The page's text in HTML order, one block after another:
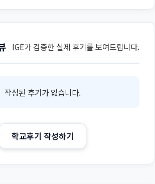
IGE가 검증한 실제 후기를 보여드립니다.
작성된 후기가 없습니다.
학교후기 작성하기